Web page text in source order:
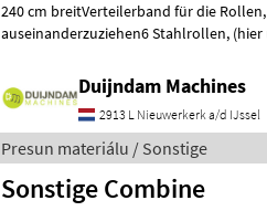
240 cm breitVerteilerband für die Rollen, um das Produkt
auseinanderzuziehen6 Stahlrollen, (hier und da eine kleine Delle)Mit
Duijndam Machines
2913 L Nieuwerkerk a/d IJssel
Presun materiálu / Sonstige
Sonstige Combine